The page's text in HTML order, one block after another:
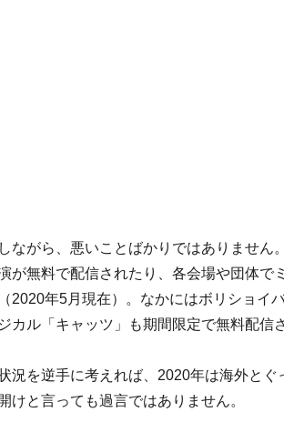
ながら、悪いことばかりではありませ
が無料で配信されたり、各会場や団体で
2020年5月現在）。なかにはボリショイ
カル「キャッツ」も期間限定で無料配信
況を逆手に考えれば、2020年は海外と
けと言っても過言ではありません。